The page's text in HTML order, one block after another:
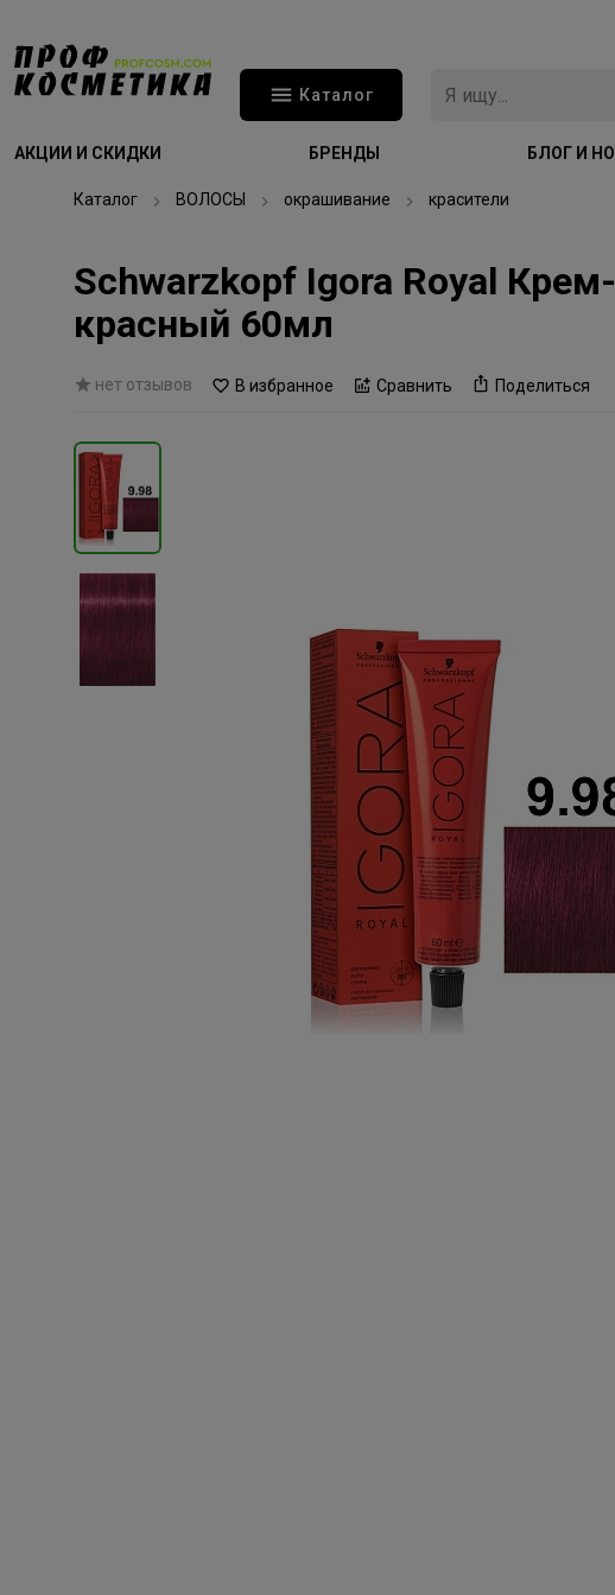
Каталог
АКЦИИ И СКИДКИ БРЕНДЫ БЛОГ И
Каталог ВОЛОСЫ окрашивание красители
Schwarzkopf Igora Royal
красный 60мл
нет отзывов В избранное Сравнить Поделиться